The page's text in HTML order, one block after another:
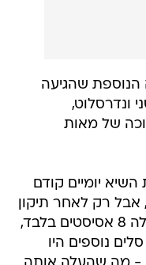
הנוספת שהגיעה
ונדרסלוט,
של מאות
יומיים קודם
אבל רק לאחר תיקון
רשמי של הליגה. תחילה נרשמו לה 8 אסיסטים בלבד,
נוספים היו